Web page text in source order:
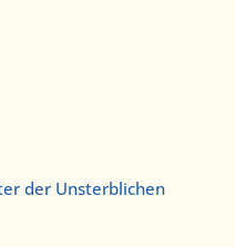
der Unsterblichen